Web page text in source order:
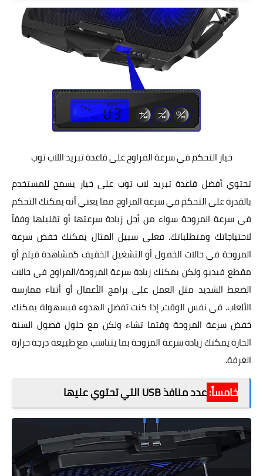
خيار التحكم في سرعة المراوح على قاعدة تبريد اللاب توب
تحتوي أفضل قاعدة تبريد لاب توب على خيار يسمح للمستخدم
بالقدرة على التحكم في سرعة المراوح مما يعني أنه يمكنك التحكم
في سرعة المروحة سواء من أجل زيادة سرعتها أو تقليلها وفقاً
لاحتياجاتك ومتطلباتك. فعلى سبيل المثال يمكنك خفض سرعة
المروحة في حالات الخمول أو التشغيل الخفيف كمشاهدة فيلم أو
مقطع فيديو ولكن يمكنك زيادة سرعة المروحة/المراوح في حالات
الضغط الشديد مثل العمل على برامج الأعمال أو أثناء ممارسة
الألعاب. في نفس الوقت، إذا كنت تفضل الهدوء فبسهولة يمكنك
خفض سرعة المروحة وقتما تشاء ولكن مع حلول فصول السنة
الحارة يمكنك زيادة سرعة المروحة بما يتناسب مع طبيعة درجة حرارة
الغرفة.
خامساً:عدد منافذ USB التي تحتوي عليها